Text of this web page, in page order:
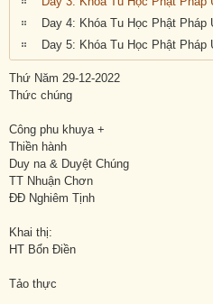
Thứ Năm 29-12-2022
Thức chúng
Công phu khuya +
Thiền hành
Duy na & Duyệt Chúng
TT Nhuận Chơn
ĐĐ Nghiêm Tịnh
Khai thị:
HT Bổn Điền
Tảo thực